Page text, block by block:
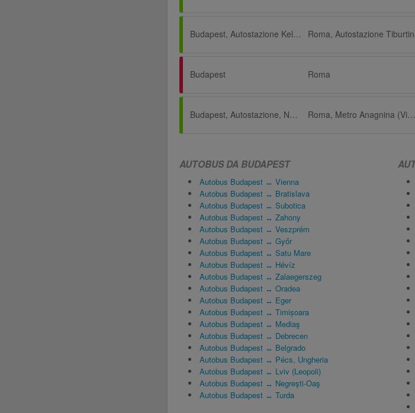
Budapest, Autostazione Kelenföld Roma, Autostazione
Budapest Roma
Budapest, Autostazione, Népliget Autóbusz-Pályaudvar Roma, Metro Anagnina (Via Vincenzo Giudice)
AUTOBUS DA BUDAPEST
Autobus Budapest ↔ Vienna
Autobus Budapest ↔ Bratislava
Autobus Budapest ↔ Subotica
Autobus Budapest ↔ Zahony
Autobus Budapest ↔ Veszprém
Autobus Budapest ↔ Győr
Autobus Budapest ↔ Satu Mare
Autobus Budapest ↔ Hévíz
Autobus Budapest ↔ Zalaegerszeg
Autobus Budapest ↔ Oradea
Autobus Budapest ↔ Eger
Autobus Budapest ↔ Timișoara
Autobus Budapest ↔ Mediaş
Autobus Budapest ↔ Debrecen
Autobus Budapest ↔ Belgrado
Autobus Budapest ↔ Pécs, Ungheria
Autobus Budapest ↔ Lviv (Leopoli)
Autobus Budapest ↔ Negreşti-Oaş
Autobus Budapest ↔ Turda